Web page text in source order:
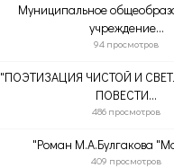
Муниципальное
учреждение...
94 просмотров
"ПОЭТИЗАЦИЯ ЧИСТОЙ И
ПОВЕСТИ...
486 просмотров
"Роман М.А.Булгакова
409 просмотров